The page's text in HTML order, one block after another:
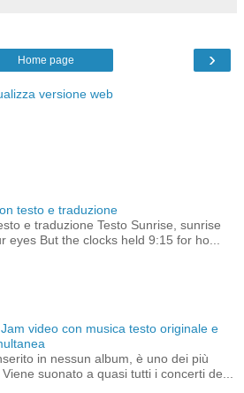
›
Home page
versione web
testo e traduzione
e traduzione Testo Sunrise, sunrise
eyes But the clocks held 9:15 for ho...
video con musica testo originale e
in nessun album, è uno dei più
suonato a quasi tutti i concerti de...